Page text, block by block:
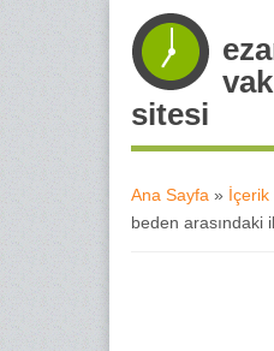
sitesi
Buradasınız
Ana Sayfa » İçerik
beden arasındaki